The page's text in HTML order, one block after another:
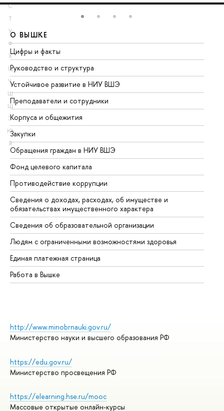
С
Т
У
Ф
Х
Ц
Ч
Ш
Щ
Э
Ю
Я
О ВЫШКЕ
Цифры и факты
Руководство и структура
Устойчивое развитие в НИУ ВШЭ
Преподаватели и сотрудники
Корпуса и общежития
Закупки
Обращения граждан в НИУ ВШЭ
Фонд целевого капитала
Противодействие коррупции
Сведения о доходах, расходах, об имуществе и
обязательствах имущественного характера
Сведения об образовательной организации
Людям с ограниченными возможностями здоровья
Единая платежная страница
Работа в Вышке
http://www.minobrnauki.gov.ru/
Министерство науки и высшего образования РФ
https://edu.gov.ru/
Министерство просвещения РФ
https://elearning.hse.ru/mooc
Массовые открытые онлайн-курсы